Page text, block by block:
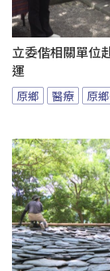
立委偕相關單位
運
原鄉 醫療 原